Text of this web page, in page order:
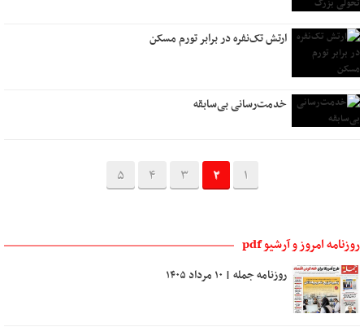
ارتش تک‌نفره در برابر تورم مسکن
خدمت‌رسانی بی‌سابقه
1
2
3
4
5
روزنامه امروز و آرشیو pdf
روزنامه جمله | ۱۰ مرداد ۱۴۰۵